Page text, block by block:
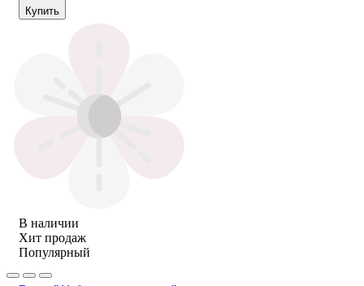
Купить
В наличии
Хит продаж
Популярный